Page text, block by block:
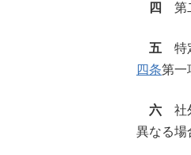
四 第
五 特
四条第一
六 社
異なる場